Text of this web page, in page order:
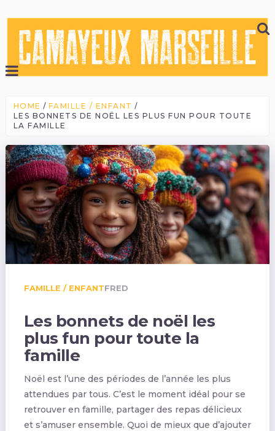
HOME
FAMILLE / ENFANT
LES BONNETS DE NOËL LES PLUS FUN POUR TOUTE
LA FAMILLE
FAMILLE / ENFANTFRED
Les bonnets de noël les
plus fun pour toute la
famille
Noël est l’une des périodes de l’année les plus
attendues par tous. C’est le moment idéal pour se
retrouver en famille, partager des repas délicieux
et s’amuser ensemble. Quoi de mieux que d’ajouter